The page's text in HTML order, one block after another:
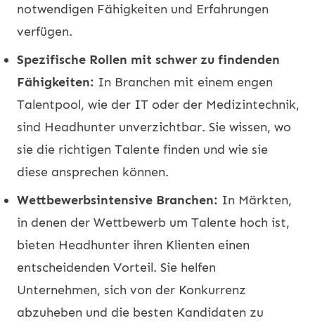
notwendigen Fähigkeiten und Erfahrungen
verfügen.
Spezifische Rollen mit schwer zu findenden
Fähigkeiten: In Branchen mit einem engen
Talentpool, wie der IT oder der Medizintechnik,
sind Headhunter unverzichtbar. Sie wissen, wo
sie die richtigen Talente finden und wie sie
diese ansprechen können.
Wettbewerbsintensive Branchen: In Märkten,
in denen der Wettbewerb um Talente hoch ist,
bieten Headhunter ihren Klienten einen
entscheidenden Vorteil. Sie helfen
Unternehmen, sich von der Konkurrenz
abzuheben und die besten Kandidaten zu